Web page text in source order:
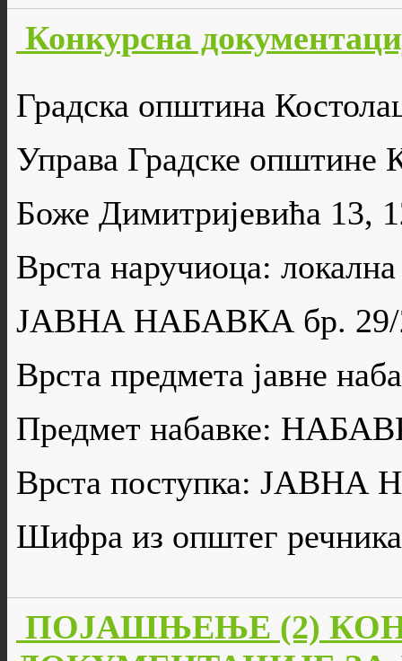
Конкурсна
Градска општина
Управа Градске општине
Боже Димитријевића 13,
Врста наручиоца:
ЈАВНА НАБАВКА бр. 29/
Врста предмета јавне
Предмет набавке:
Врста поступка:
Шифра из општег
ПОЈАШЊЕЊЕ (2)